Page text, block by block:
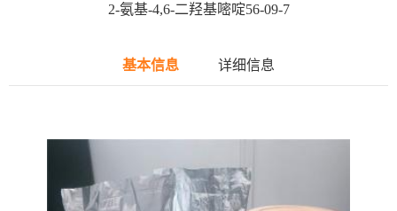
2-氨基-4,6-二羟基嘧啶56-09-7
基本信息 详细信息